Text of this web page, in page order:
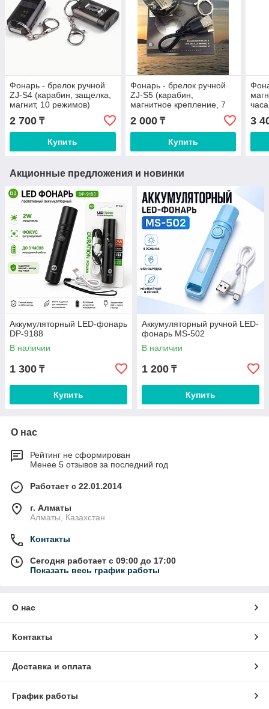
Фонарь - брелок ручной
ZJ-S4 (карабин, защелка,
магнит, 10 режимов)
2 700 ₸
Купить
Фонарь - брелок ручной
ZJ-S5 (карабин,
магнитное крепление, 7
режимов)
2 000₸
Купить
3
Акционные предложения и новинки
Аккумуляторный LED-фонарь
DP-9188
В наличии
1 300 ₸
Купить
Аккумуляторный ручной LED-
фонарь MS-502
В наличии
1 200 ₸
Купить
О нас
Рейтинг не сформирован
Менее 5 отзывов за последний год
Работает с 22.01.2014
г. Алматы
Алматы, Казахстан
Контакты
Сегодня работает с 09:00 до 17:00
Показать весь график работы
О нас
Контакты
Доставка и оплата
График работы